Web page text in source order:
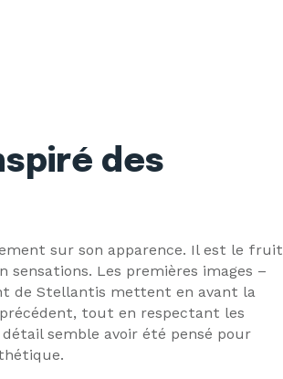
des
sur son apparence. Il est le fruit
sensations. Les premières images –
de Stellantis mettent en avant la
tout en respectant les
semble avoir été pensé pour